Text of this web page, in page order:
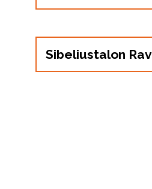
Sibeliustalon